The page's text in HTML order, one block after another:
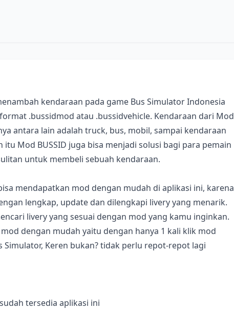
kendaraan pada game Bus Simulator Indonesia
.bussidmod atau .bussidvehicle. Kendaraan dari Mod
antara lain adalah truck, bus, mobil, sampai kendaraan
Mod BUSSID juga bisa menjadi solusi bagi para pemain
untuk membeli sebuah kendaraan.
mendapatkan mod dengan mudah di aplikasi ini, karena
lengkap, update dan dilengkapi livery yang menarik.
livery yang sesuai dengan mod yang kamu inginkan.
dengan mudah yaitu dengan hanya 1 kali klik mod
Keren bukan? tidak perlu repot-repot lagi
tersedia aplikasi ini